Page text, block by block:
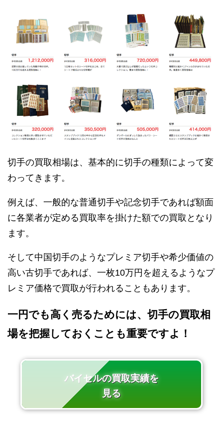
切手の買取相場は、基本的に切手の種類によって変
わってきます。
例えば、一般的な普通切手や記念切手であれば額面
に各業者が定める買取率を掛けた額での買取となり
ます。
そして中国切手のようなプレミア切手や希少価値の
高い古切手であれば、一枚10万円を超えるようなプ
レミア価格で買取が行われることもあります。
一円でも高く売るためには、切手の買取相
場を把握しておくことも重要ですよ！
バイセルの買取実績を
見る